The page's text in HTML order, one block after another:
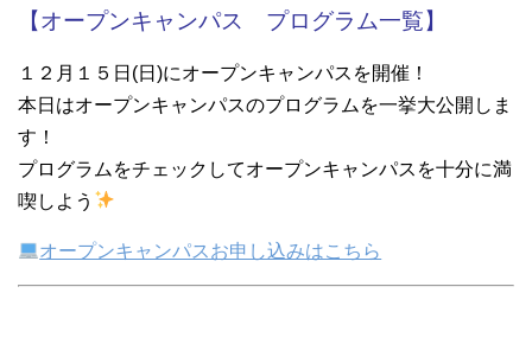
【オープンキャンパス プログラム一覧】
１２月１５日(日)にオープンキャンパスを開催！
本日はオープンキャンパスのプログラムを一挙大公開しま
す！
プログラムをチェックしてオープンキャンパスを十分に満
喫しよう
オープンキャンパスお申し込みはこちら